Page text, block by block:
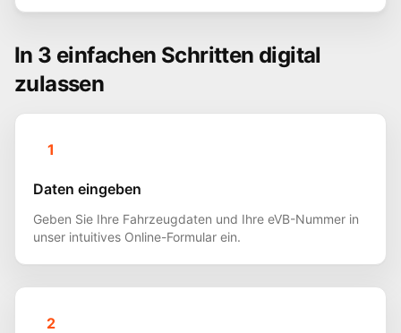
In 3 einfachen Schritten digital
zulassen
1
Daten eingeben
Geben Sie Ihre Fahrzeugdaten und Ihre eVB-Nummer in
unser intuitives Online-Formular ein.
2